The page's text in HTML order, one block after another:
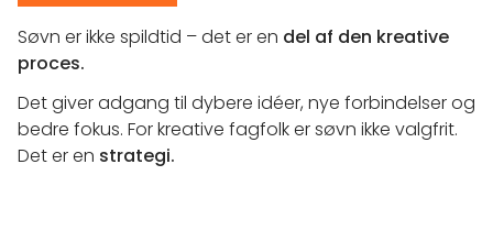
Søvn er ikke spildtid – det er en del af den kreative
proces.
Det giver adgang til dybere idéer, nye forbindelser og
bedre fokus. For kreative fagfolk er søvn ikke valgfrit.
Det er en strategi.